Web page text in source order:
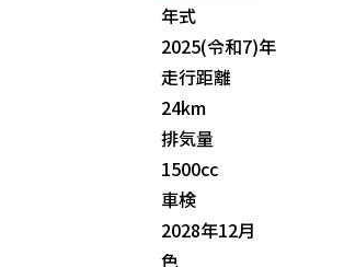
年式
2025(令和7)年
走行距離
24km
排気量
1500cc
車検
2028年12月
色